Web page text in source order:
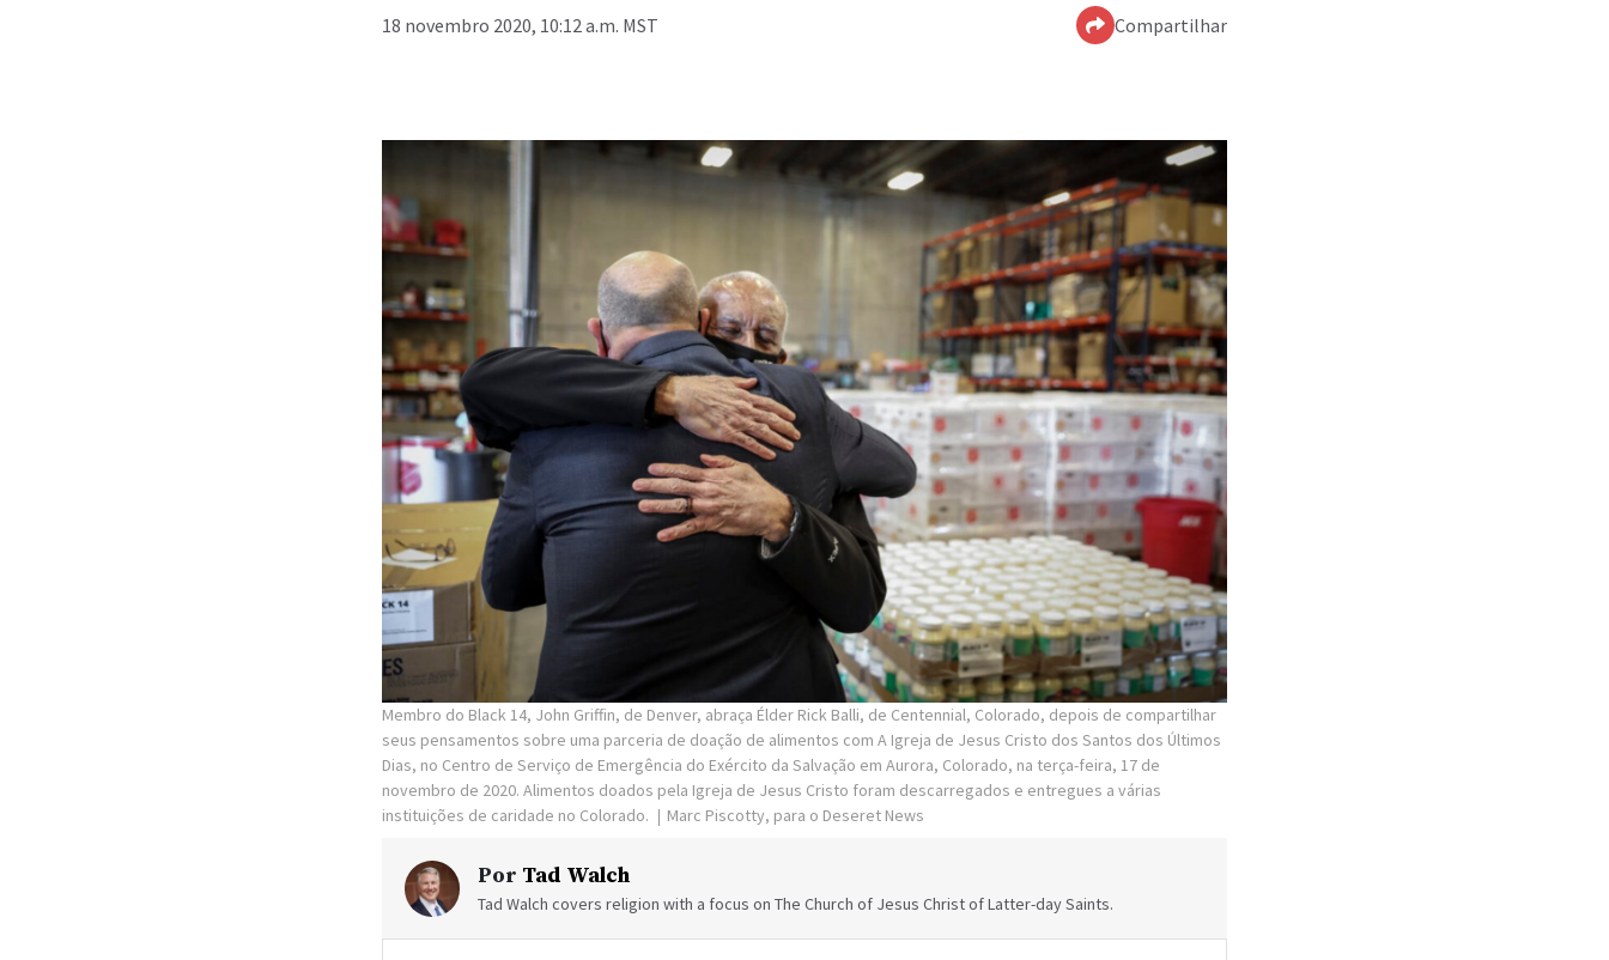
18 novembro 2020, 10:12 a.m. MST Compartilhar
Membro do Black 14, John Griffin, de Denver, abraça Élder Rick Balli, de Centennial, Colorado, depois de compartilhar
seus pensamentos sobre uma parceria de doação de alimentos com A Igreja de Jesus Cristo dos Santos dos Últimos
Dias, no Centro de Serviço de Emergência do Exército da Salvação em Aurora, Colorado, na terça-feira, 17 de
novembro de 2020. Alimentos doados pela Igreja de Jesus Cristo foram descarregados e entregues a várias
instituições de caridade no Colorado.
Marc Piscotty, para o Deseret News
Por Tad Walch
Tad Walch covers religion with a focus on The Church of Jesus Christ of Latter-day Saints.